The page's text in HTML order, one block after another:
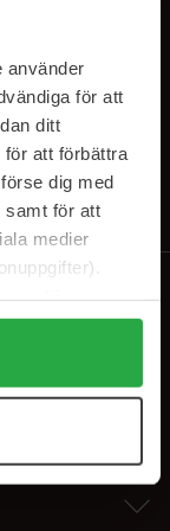
använder
för att
ditt
att förbättra
dig med
samt för att
medier
du
anpassa
helst återkalla
. Du kan melde deg